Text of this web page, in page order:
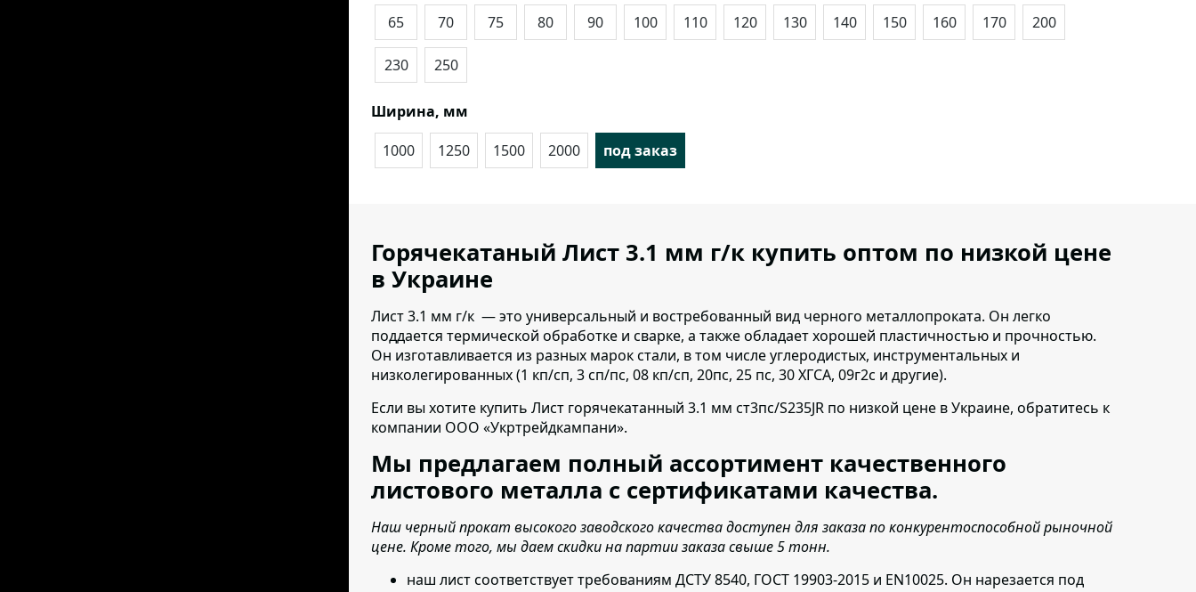
65 70 75 80 90 100 110 120 130 140 150 160 170 200
230 250
Ширина, мм
1000
1250 1500 2000 под заказ
Горячекатаный Лист 3.1 мм г/к купить оптом по низкой цене
в Украине
Лист 3.1 мм г/к — это универсальный и востребованный вид черного металлопроката. Он легко
поддается термической обработке и сварке, а также обладает хорошей пластичностью и прочностью.
Он изготавливается из разных марок стали, в том числе углеродистых, инструментальных и
низколегированных (1 кп/сп, 3 сп/пс, 08 кп/сп, 20пс, 25 пс, 30 ХГСА, 09г2с и другие).
Если вы хотите купить Лист горячекатанный 3.1 мм ст3пс/S235JR по низкой цене в Украине, обратитесь к
компании ООО «Укртрейдкампани».
Мы предлагаем полный ассортимент качественного
листового металла с сертификатами качества.
Наш черный прокат высокого заводского качества доступен для заказа по конкурентоспособной рыночной
цене. Кроме того, мы даем скидки на партии заказа свыше 5 тонн.
наш лист соответствует требованиям ДСТУ 8540, ГОСТ 19903-2015 и EN10025. Он нарезается под